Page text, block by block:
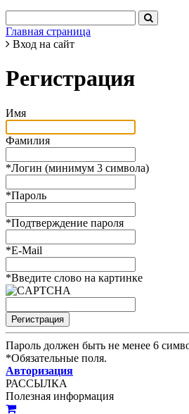
Главная страница
Вход на сайт
Регистрация
Имя
Фамилия
*Логин (минимум 3 символа)
*Пароль
*Подтверждение пароля
*E-Mail
*Введите слово на картинке
Пароль должен быть не менее 6
*Обязательные поля.
Авторизация
РАССЫЛКА
Полезная информация